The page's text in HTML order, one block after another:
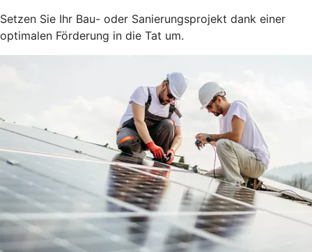
Setzen Sie Ihr Bau- oder Sanierungsprojekt dank einer
optimalen Förderung in die Tat um.